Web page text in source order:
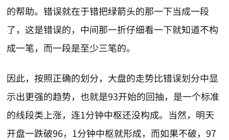
的帮助。错误就在于错把绿箭头的那一下当成一段
了，这是错误的，中间那一折仔细看一下就知道不构
成一笔，而一段是至少三笔的。
因此，按照正确的划分，大盘的走势比错误划分中显
示出更强的趋势，也就是93开始的回抽，是一个标准
的线段类上涨，连1分钟中枢还没构成。当然，明天
开盘一跌破96，1分钟中枢就形成，而如果不破，97